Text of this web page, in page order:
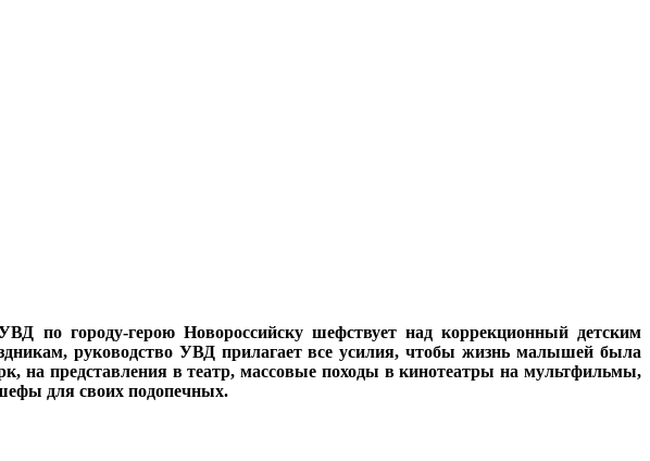
по городу-герою Новороссийску шефствует над коррекционный детским
руководство УВД прилагает все усилия, чтобы жизнь малышей была
на представления в театр, массовые походы в кинотеатры на мультфильмы,
для своих подопечных.